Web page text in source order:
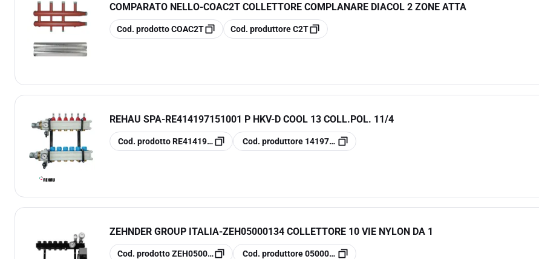
COMPARATO NELLO-COAC2T COLLETTORE COMPLANARE DIACOL 2 ZONE ATTA
copia
Cod. prodottoCOAC2T copia
Cod. produttoreC2T
REHAU SPA-RE414197151001 P HKV-D COOL 13 COLL.POL. 11/4
copia
Cod. prodotto RE414197151001copiaCod. produttore 14197151001
ZEHNDER GROUP ITALIA-ZEH05000134 COLLETTORE 10 VIE NYLON DA 1
copia
Cod. prodotto ZEH05000134 copiaCod. produttore 05000134